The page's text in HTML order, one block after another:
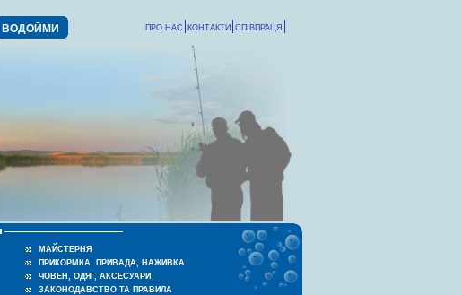
ВОДОЙМИ СПІВПРАЦЯ
КОНТАКТИ
ПРО НАС
МАЙСТЕРНЯ
ПРИКОРМКА, ПРИВАДА, НАЖИВКА
ЧОВЕН, ОДЯГ, АКСЕСУАРИ
ЗАКОНОДАВСТВО ТА ПРАВИЛА